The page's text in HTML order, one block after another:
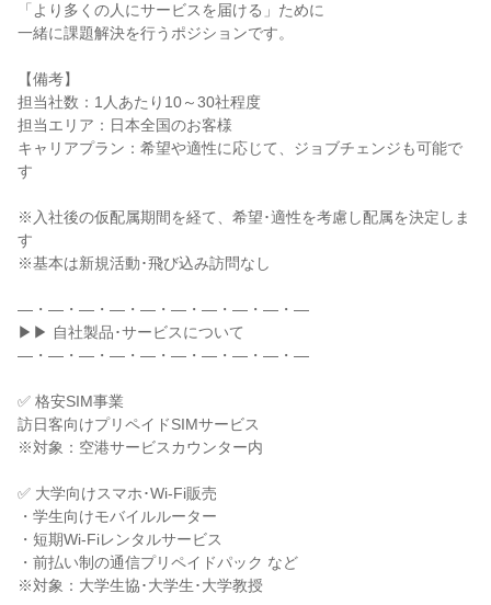
「より多くの人にサービスを届ける」ために
一緒に課題解決を行うポジションです。
【備考】
担当社数：1人あたり10～30社程度
担当エリア：日本全国のお客様
キャリアプラン：希望や適性に応じて、ジョブチェンジも可能で
す
※入社後の仮配属期間を経て、希望･適性を考慮し配属を決定しま
す
※基本は新規活動･飛び込み訪問なし
―・―・―・―・―・―・―・―・―・―
▶▶ 自社製品･サービスについて
―・―・―・―・―・―・―・―・―・―
✅ 格安SIM事業
訪日客向けプリペイドSIMサービス
※対象：空港サービスカウンター内
✅ 大学向けスマホ･Wi-Fi販売
・学生向けモバイルルーター
・短期Wi-Fiレンタルサービス
・前払い制の通信プリペイドパック など
※対象：大学生協･大学生･大学教授